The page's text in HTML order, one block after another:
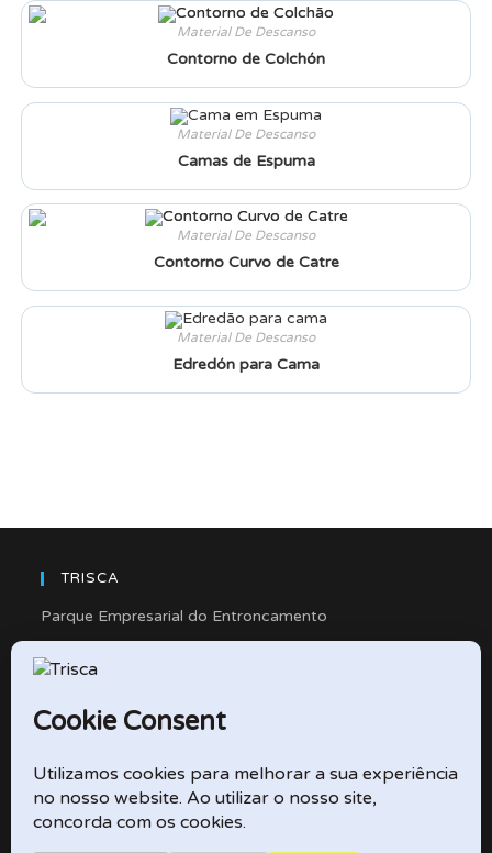
Material De Descanso
Contorno de Colchón
Material De Descanso
Camas de Espuma
Material De Descanso
Contorno Curvo de Catre
Material De Descanso
Edredón para Cama
TRISCA
Parque Empresarial do Entroncamento
Rua Cidade de Friedberg, Lote 4
2330-263 Entroncamento – Portugal
e-mail: didactico@trisca.pt